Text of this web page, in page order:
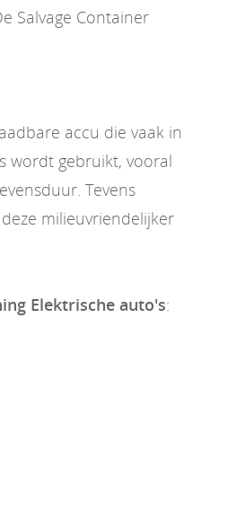
Salvage Container
accu die vaak in
wordt gebruikt, vooral
Tevens
milieuvriendelijker
Elektrische auto's: